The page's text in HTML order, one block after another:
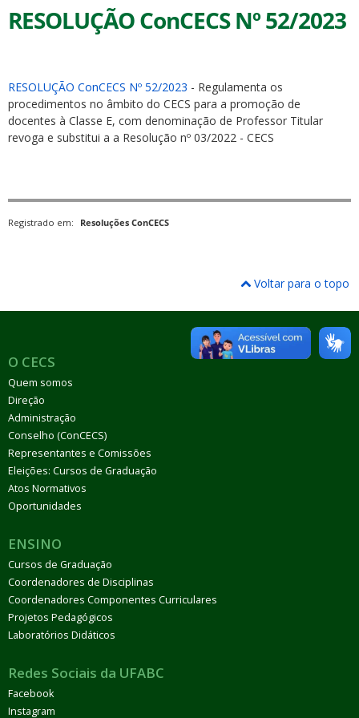
RESOLUÇÃO ConCECS Nº 52/2023
RESOLUÇÃO ConCECS Nº 52/2023 - Regulamenta os
procedimentos no âmbito do CECS para a promoção de
docentes à Classe E, com denominação de Professor Titular
revoga e substitui a a Resolução nº 03/2022 - CECS
Registrado em: Resoluções ConCECS
Voltar para o topo
O CECS
Quem somos
Direção
Administração
Conselho (ConCECS)
Representantes e Comissões
Eleições: Cursos de Graduação
Atos Normativos
Oportunidades
ENSINO
Cursos de Graduação
Coordenadores de Disciplinas
Coordenadores Componentes Curriculares
Projetos Pedagógicos
Laboratórios Didáticos
Redes Sociais da UFABC
Facebook
Instagram